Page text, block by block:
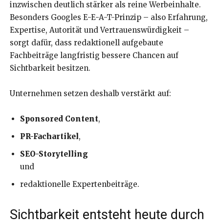
inzwischen deutlich stärker als reine Werbeinhalte.
Besonders Googles E-E-A-T-Prinzip – also Erfahrung,
Expertise, Autorität und Vertrauenswürdigkeit –
sorgt dafür, dass redaktionell aufgebaute
Fachbeiträge langfristig bessere Chancen auf
Sichtbarkeit besitzen.
Unternehmen setzen deshalb verstärkt auf:
Sponsored Content,
PR-Fachartikel,
SEO-Storytelling
und
redaktionelle Expertenbeiträge.
Sichtbarkeit entsteht heute durch